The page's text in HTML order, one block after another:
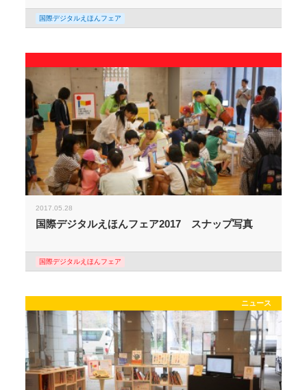
国際デジタルえほんフェア
2017.05.28
国際デジタルえほんフェア2017 スナップ写真
国際デジタルえほんフェア
ニュース